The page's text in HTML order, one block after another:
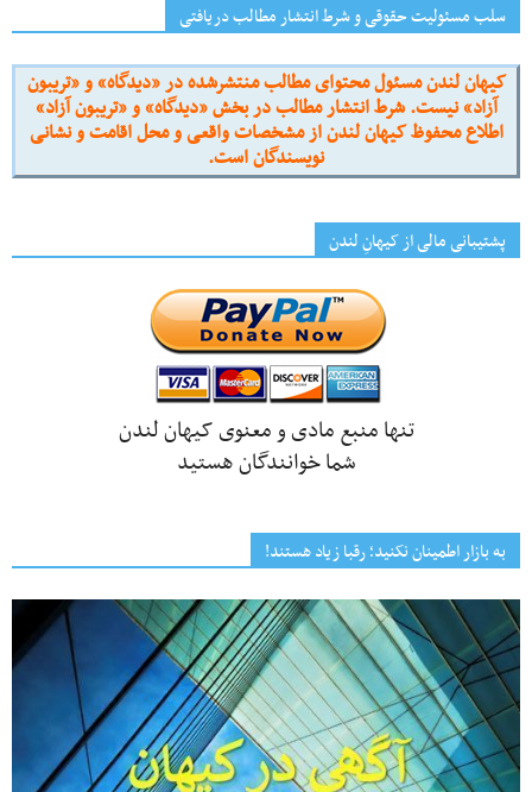
سلب مسئولیت حقوقی و شرط انتشار مطالب دریافتی
کیهان لندن مسئول محتوای مطالب منتشرشده در «دیدگاه» و «تریبون
آزاد» نیست. شرط انتشار مطالب در بخش «دیدگاه» و «تریبون آزاد»
اطلاع محفوظ کیهان لندن از مشخصات واقعی و محل اقامت و نشانی
نویسندگان است.
پشتیبانی مالی از کیهانِ لندن
تنها منبع مادی و معنوی کیهان لندن
شما خوانندگان هستید
به بازار اطمینان نکنید؛ رقبا زیاد هستند!